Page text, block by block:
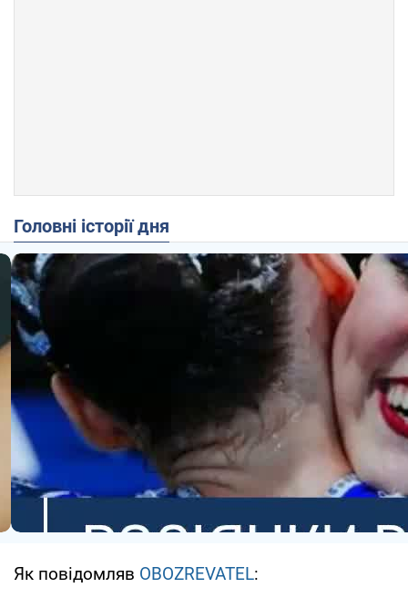
Головні історії дня
Як повідомляв OBOZREVATEL: